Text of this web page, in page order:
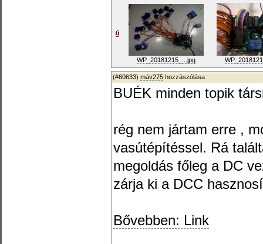
WP_20181215_...jpg
(#60633) máv275 hozzászólása
BUÉK minden topik
rég nem jártam erre ,
vasútépítéssel. Rá
megoldás főleg a DC
zárja ki a DCC
Bővebben: Link